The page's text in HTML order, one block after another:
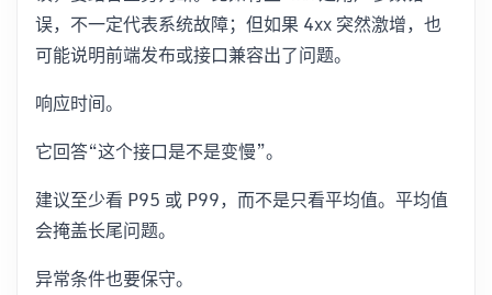
误，不一定代表系统故障；但如果 4xx 突然激增，也
可能说明前端发布或接口兼容出了问题。
响应时间。
它回答“这个接口是不是变慢”。
建议至少看 P95 或 P99，而不是只看平均值。平均值
会掩盖长尾问题。
异常条件也要保守。